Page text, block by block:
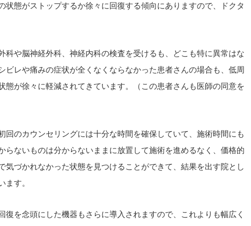
状態がストップするか徐々に回復する傾向にありますので、ドクタ
科や脳神経外科、神経内科の検査を受けるも、どこも特に異常はな
ビレや痛みの症状が全くなくならなかった患者さんの場合も、低周
態が徐々に軽減されてきています。（この患者さんも医師の同意を
回のカウンセリングには十分な時間を確保していて、施術時間にも
らないものは分からないままに放置して施術を進めるなく、価格的
気づかれなかった状態を見つけることができて、結果を出す院とし
ます。
復を念頭にした機器もさらに導入されますので、これよりも幅広く